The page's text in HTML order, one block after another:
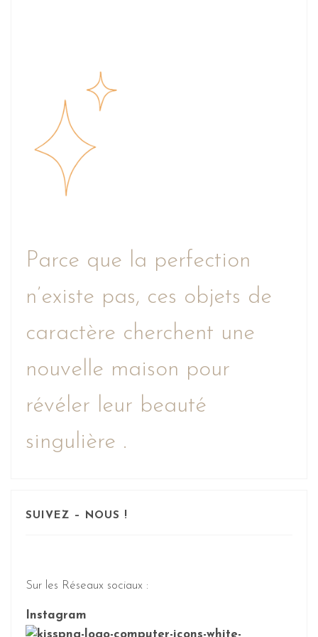
Parce que la perfection
n’existe pas, ces objets de
caractère cherchent une
nouvelle maison pour
révéler leur beauté
singulière .
SUIVEZ – NOUS !
Sur les Réseaux sociaux :
Instagram